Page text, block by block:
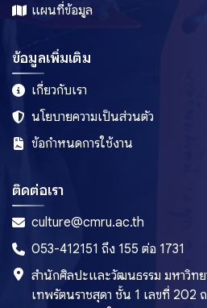
ราชบุรี
สตูล
สมุทรปราการ
สมุทรสงคราม
แผนที่ข้อมูล
ข้อมูลเพิ่มเติม
เกี่ยวกับเรา
นโยบายความเป็นส่วนตัว
ข้อกำหนดการใช้งาน
ติดต่อเรา
culture@cmru.ac.th
053-412151 ถึง 155 ต่อ 1731
สำนักศิลปะและวัฒนธรรม มหาวิทย
เทพรัตนราชสุดา ชั้น 1 เลขที่ 202